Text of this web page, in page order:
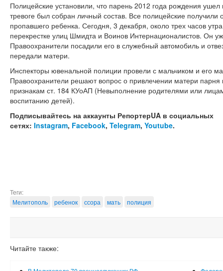
Полицейские установили, что парень 2012 года рождения
тревоге был собран личный состав. Все полицейские получили
пропавшего ребенка. Сегодня, 3 декабря, около трех часов
перекрестке улиц Шмидта и Воинов Интернационалистов. Он
Правоохранители посадили его в служебный автомобиль и
передали матери.
Инспекторы ювенальной полиции провели с мальчиком и его
Правоохранители решают вопрос о привлечении матери парня
признакам ст. 184 КУоАП (Невыполнение родителями или
воспитанию детей).
Подписывайтесь на аккаунты РепортерUA в социальных
сетях: Instagram, Facebook, Telegram, Youtube.
Теги:
Мелитополь
ребенок ссора мать полиция
Читайте также: